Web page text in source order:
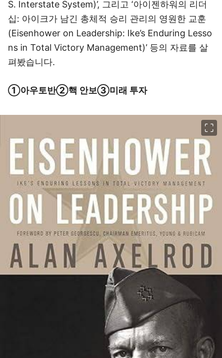
S. Interstate System)’, 그리고 ‘아이젠하워의 리더
십: 아이크가 남긴 총체적 승리 관리의 영원한 교훈
(Eisenhower on Leadership: Ike’s Enduring Lesso
ns in Total Victory Management)’ 등의 자료를 살
펴봤습니다.
①아우토반②핵 안보③미래 투자